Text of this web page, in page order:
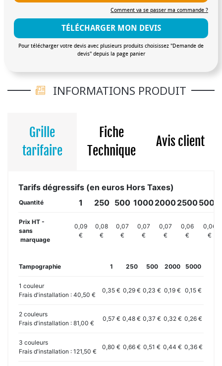
Comment va se passer ma commande ?
TÉLÉCHARGER MON DEVIS
Pour télécharger votre devis avec plusieurs produits choisissez "Demande de
devis" depuis la page panier
INFORMATIONS PRODUIT
Grille
tarifaire
Fiche
Technique
Avis client
Tarifs dégressifs (en euros Hors Taxes)
Quantité 1 250 500 1000200025005000
Prix HT -
sans
marquage
0,09
€
0,08
€
0,07
€
0,07
€
0,07
€
0,06
€
0,06
€
Tampographie 1 250 500 2000 5000
1 couleur
Frais d'installation : 40,50 €
0,35 € 0,29 € 0,23 € 0,19 € 0,15 €
2 couleurs
Frais d'installation : 81,00 €
0,57 € 0,48 € 0,37 € 0,32 € 0,26 €
3 couleurs
Frais d'installation : 121,50 €
0,80 € 0,66 € 0,51 € 0,44 € 0,36 €